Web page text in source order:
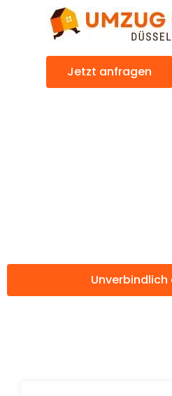
Jetzt anfragen